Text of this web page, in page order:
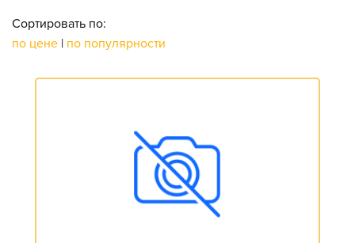
Сортировать по:
по цене | по популярности